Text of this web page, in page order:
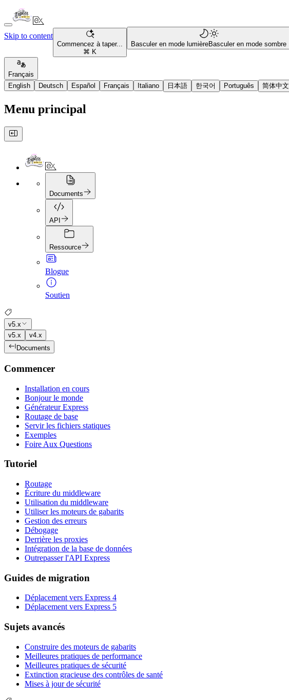
Skip to content
Commencez à taper...
⌘ K
Basculer en mode lumièreBasculer en mode sombre
Français
English
Deutsch Español Français Italiano 日本語 한국어 Português 简体中文
Menu principal
Documents
API
Ressource
Blogue
Soutien
v5.x
v5.x
v4.x
Documents
Commencer
Installation en cours
Bonjour le monde
Générateur Express
Routage de base
Servir les fichiers statiques
Exemples
Foire Aux Questions
Tutoriel
Routage
Écriture du middleware
Utilisation du middleware
Utiliser les moteurs de gabarits
Gestion des erreurs
Débogage
Derrière les proxies
Intégration de la base de données
Outrepasser l'API Express
Guides de migration
Déplacement vers Express 4
Déplacement vers Express 5
Sujets avancés
Construire des moteurs de gabarits
Meilleures pratiques de performance
Meilleures pratiques de sécurité
Extinction gracieuse des contrôles de santé
Mises à jour de sécurité